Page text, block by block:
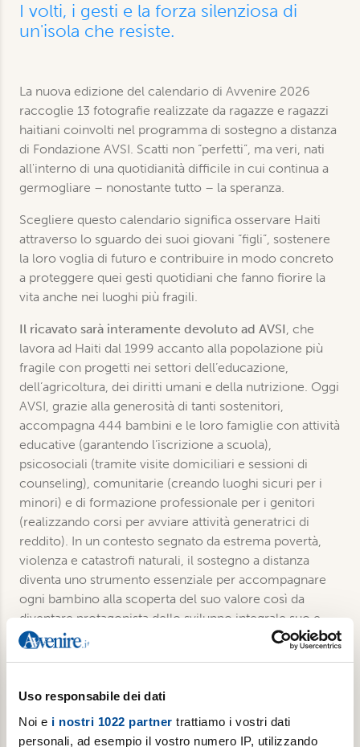
Uso responsabile dei dati
Noi e i nostri 1022 partner trattiamo i vostri dati
personali, ad esempio il vostro numero IP, utilizzando
I volti, i gesti e la forza silenziosa di
un'isola che resiste.
La nuova edizione del calendario di Avvenire 2026
raccoglie 13 fotografie realizzate da ragazze e ragazzi
haitiani coinvolti nel programma di sostegno a distanza
di Fondazione AVSI. Scatti non “perfetti”, ma veri, nati
all'interno di una quotidianità difficile in cui continua a
germogliare – nonostante tutto – la speranza.
Scegliere questo calendario significa osservare Haiti
attraverso lo sguardo dei suoi giovani “figli”, sostenere
la loro voglia di futuro e contribuire in modo concreto
a proteggere quei gesti quotidiani che fanno fiorire la
vita anche nei luoghi più fragili.
Il ricavato sarà interamente devoluto ad AVSI, che
lavora ad Haiti dal 1999 accanto alla popolazione più
fragile con progetti nei settori dell’educazione,
dell’agricoltura, dei diritti umani e della nutrizione. Oggi
AVSI, grazie alla generosità di tanti sostenitori,
accompagna 444 bambini e le loro famiglie con attività
educative (garantendo l’iscrizione a scuola),
psicosociali (tramite visite domiciliari e sessioni di
counseling), comunitarie (creando luoghi sicuri per i
minori) e di formazione professionale per i genitori
(realizzando corsi per avviare attività generatrici di
reddito). In un contesto segnato da estrema povertà,
violenza e catastrofi naturali, il sostegno a distanza
diventa uno strumento essenziale per accompagnare
ogni bambino alla scoperta del suo valore così da
diventare protagonista dello sviluppo integrale suo e
della sua comunità.
€ 15,00
Aggiungi al carrello